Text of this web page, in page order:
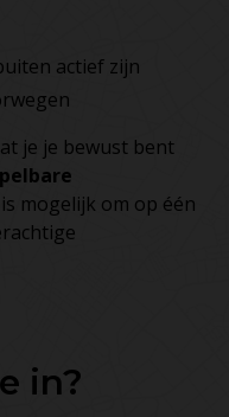
actief zijn
je je bewust bent
mogelijk om op één
in?